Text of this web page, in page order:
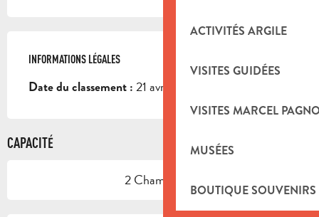
ACTIVITÉS ARGILE
VISITES GUIDÉES
VISITES MARCEL
MUSÉES
BOUTIQUE
INFORMATIONS LÉGALES
INFORMATIONS LÉGALES
Date du classement : 21 avr. 2026
CAPACITÉ
2 Chambre(s)